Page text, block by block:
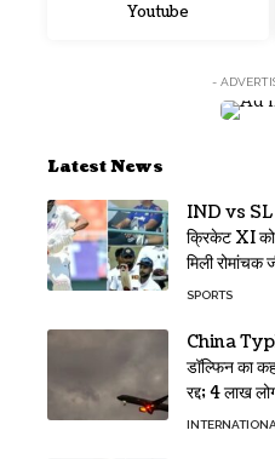
Youtube
-
Latest News
IND vs SL :
क्रिकेट XI को
मिली रोमांचक
SPORTS
China
डॉल्फिन का
रद्द; 4 लाख